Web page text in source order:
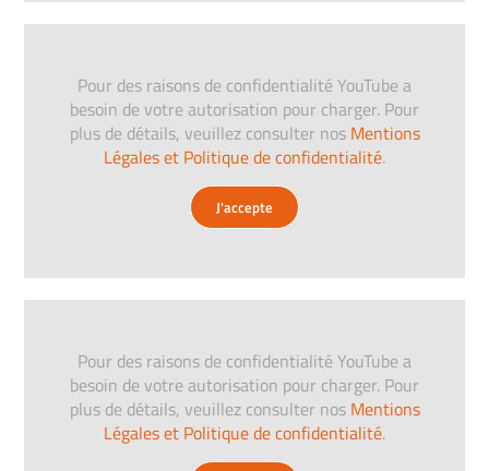
Pour des raisons de confidentialité YouTube a
besoin de votre autorisation pour charger. Pour
plus de détails, veuillez consulter nos Mentions
Légales et Politique de confidentialité.
J'accepte
Pour des raisons de confidentialité YouTube a
besoin de votre autorisation pour charger. Pour
plus de détails, veuillez consulter nos Mentions
Légales et Politique de confidentialité.